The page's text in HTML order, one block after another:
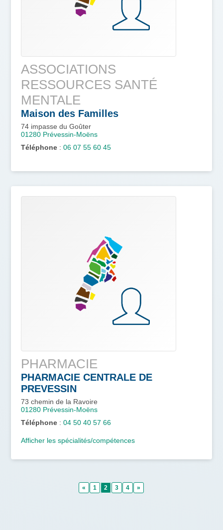
ASSOCIATIONS
RESSOURCES SANTÉ
MENTALE
Maison des Familles
74 impasse du Goûter
01280 Prévessin-Moëns
Téléphone : 06 07 55 60 45
PHARMACIE
PHARMACIE CENTRALE DE
PREVESSIN
73 chemin de la Ravoire
01280 Prévessin-Moëns
Téléphone : 04 50 40 57 66
Afficher les spécialités/compétences
« 1 2 3 4 »